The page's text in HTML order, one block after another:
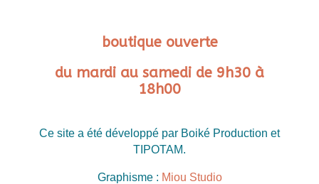
boutique ouverte
du mardi au samedi de 9h30 à
18h00
Ce site a été développé par Boiké Production et
TIPOTAM.
Graphisme : Miou Studio